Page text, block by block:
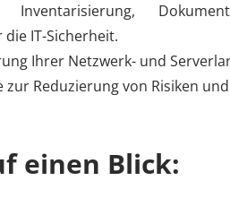
Inventarisierung,
IT-Sicherheit.
Ihrer Netzwerk- und
zur Reduzierung von Risiken
einen Blick: